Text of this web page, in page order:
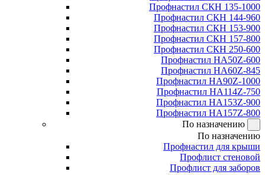
Профнастил СКН 135-1000
Профнастил СКН 144-960
Профнастил СКН 153-900
Профнастил СКН 157-800
Профнастил СКН 250-600
Профнастил НА50Z-600
Профнастил НА60Z-845
Профнастил НА90Z-1000
Профнастил НА114Z-750
Профнастил НА153Z-900
Профнастил НА157Z-800
По назначению
По назначению
Профнастил для крыши
Профлист стеновой
Профлист для заборов